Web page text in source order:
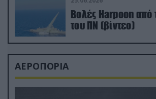
Βολές Harpoon από
του ΠΝ (βίντεο)
ΑΕΡΟΠΟΡΙΑ